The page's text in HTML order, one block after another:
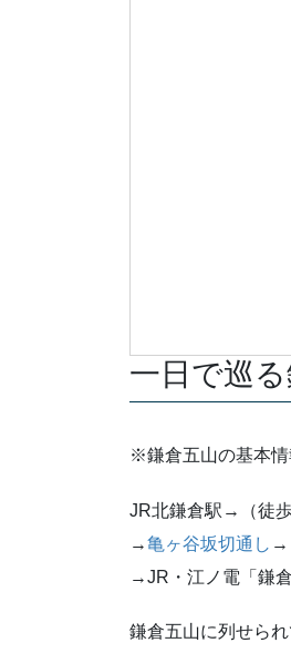
一日で巡
※鎌倉五山の基本
JR北鎌倉駅→（徒
→亀ヶ谷坂切通し →
→JR・江ノ電「鎌倉
鎌倉五山に列せら